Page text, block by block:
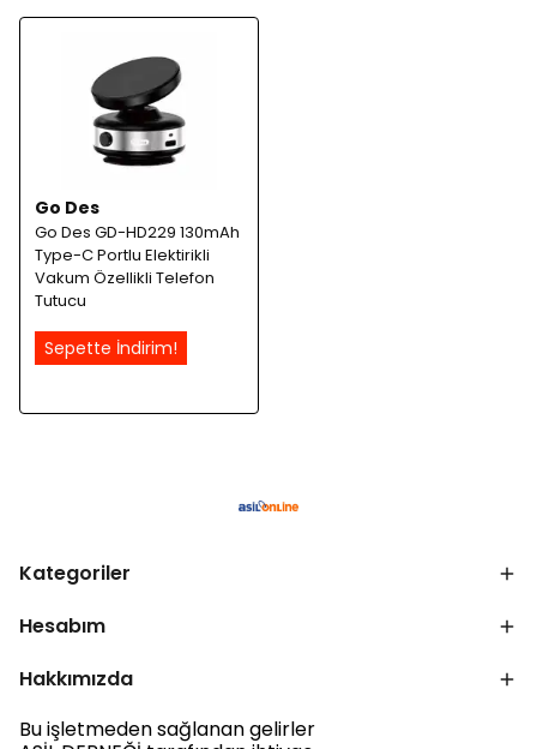
Go Des
Go Des GD-HD229 130mAh
Type-C Portlu Elektirikli
Vakum Özellikli Telefon
Tutucu
Sepette İndirim!
Kategoriler
Hesabım
Hakkımızda
Bu işletmeden sağlanan gelirler